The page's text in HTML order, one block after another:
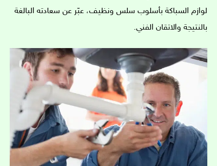
لوازم السباكة بأسلوب سلس ونظيف، عبّر عن سعادته البالغة
بالنتيجة والاتقان الفني.